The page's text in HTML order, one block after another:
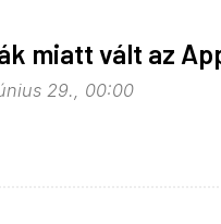
miatt vált az
29., 00:00